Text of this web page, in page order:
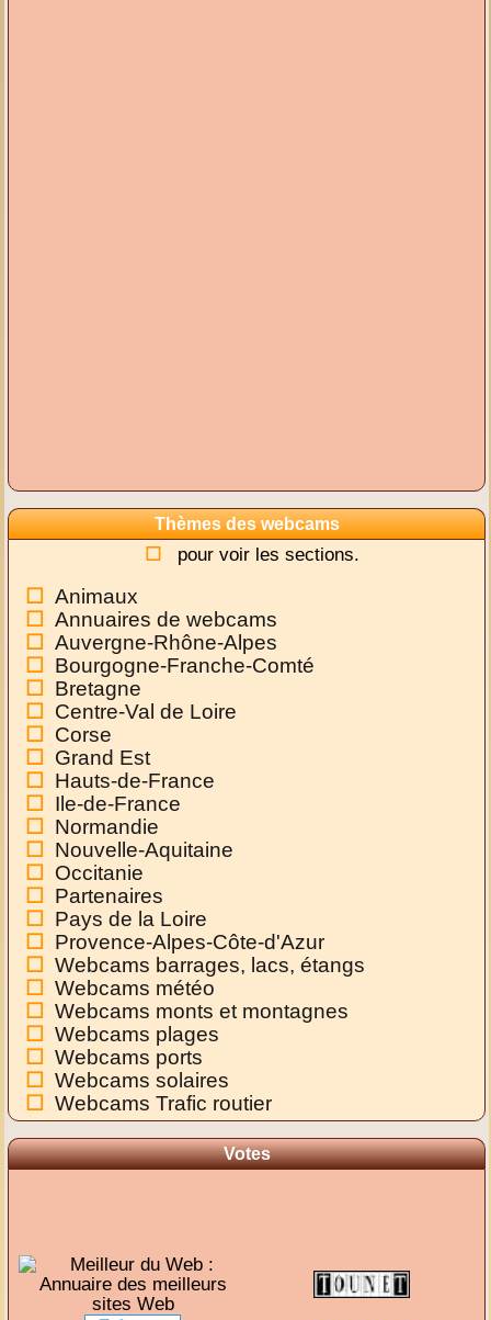
Thèmes des webcams
pour voir les sections.
Animaux
Annuaires de webcams
Auvergne-Rhône-Alpes
Bourgogne-Franche-Comté
Bretagne
Centre-Val de Loire
Corse
Grand Est
Hauts-de-France
Ile-de-France
Normandie
Nouvelle-Aquitaine
Occitanie
Partenaires
Pays de la Loire
Provence-Alpes-Côte-d'Azur
Webcams barrages, lacs, étangs
Webcams météo
Webcams monts et montagnes
Webcams plages
Webcams ports
Webcams solaires
Webcams Trafic routier
Votes